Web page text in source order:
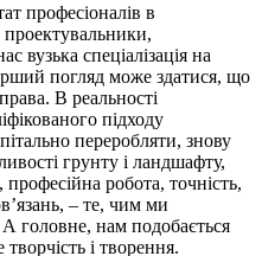
професіоналів в
вузька спеціалізація на
погляд може здатися, що
В реальності
підходу
переробляти, знову
грунту і ландшафту,
робота, точність,
– те, чим ми
головне, нам подобається
і творення.